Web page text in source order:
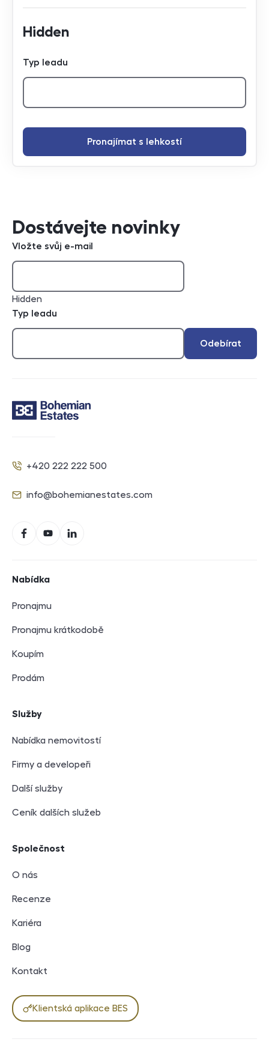
Hidden
Typ leadu
Pronajímat s lehkostí
Dostávejte novinky
Vložte svůj e-mail
Hidden
Typ leadu
Odebírat
Telefon
+420 222 222 500
E-mail
info@bohemianestates.com
FacebookYouTubeLinkedIn
Nabídka
Pronajmu
Pronajmu krátkodobě
Koupím
Prodám
Služby
Nabídka nemovitostí
Firmy a developeři
Další služby
Ceník dalších služeb
Společnost
O nás
Recenze
Kariéra
Blog
Kontakt
Klientská aplikace BES